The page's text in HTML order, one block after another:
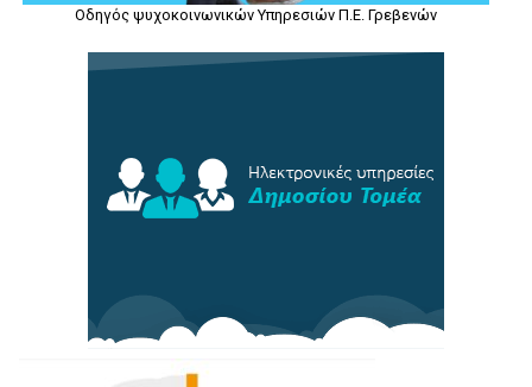
Οδηγός ψυχοκοινωνικών Υπηρεσιών Π.Ε. Γρεβενών